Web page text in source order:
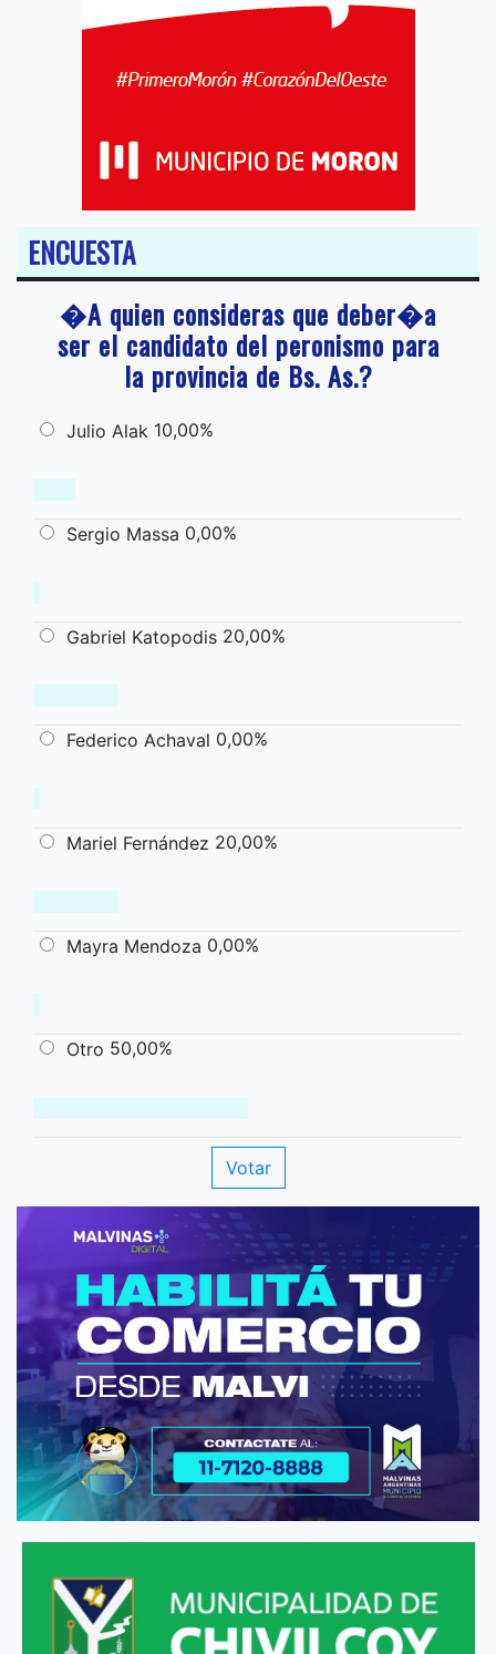
ENCUESTA
�A quien consideras que deber�a
ser el candidato del peronismo para
la provincia de Bs. As.?
Julio Alak 10,00%
Sergio Massa 0,00%
Gabriel Katopodis 20,00%
Federico Achaval 0,00%
Mariel Fernández 20,00%
Mayra Mendoza 0,00%
Otro 50,00%